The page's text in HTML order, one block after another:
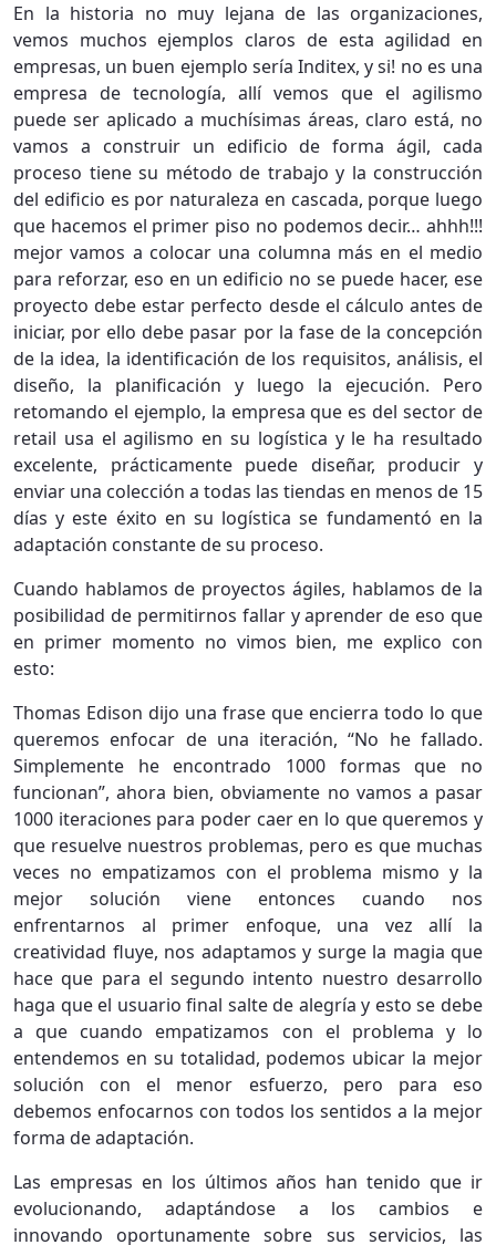
En la historia no muy lejana de las organizaciones,
vemos muchos ejemplos claros de esta agilidad en
empresas, un buen ejemplo sería Inditex, y si! no es una
empresa de tecnología, allí vemos que el agilismo
puede ser aplicado a muchísimas áreas, claro está, no
vamos a construir un edificio de forma ágil, cada
proceso tiene su método de trabajo y la construcción
del edificio es por naturaleza en cascada, porque luego
que hacemos el primer piso no podemos decir… ahhh!!!
mejor vamos a colocar una columna más en el medio
para reforzar, eso en un edificio no se puede hacer, ese
proyecto debe estar perfecto desde el cálculo antes de
iniciar, por ello debe pasar por la fase de la concepción
de la idea, la identificación de los requisitos, análisis, el
diseño, la planificación y luego la ejecución. Pero
retomando el ejemplo, la empresa que es del sector de
retail usa el agilismo en su logística y le ha resultado
excelente, prácticamente puede diseñar, producir y
enviar una colección a todas las tiendas en menos de 15
días y este éxito en su logística se fundamentó en la
adaptación constante de su proceso.
Cuando hablamos de proyectos ágiles, hablamos de la
posibilidad de permitirnos fallar y aprender de eso que
en primer momento no vimos bien, me explico con
esto:
Thomas Edison dijo una frase que encierra todo lo que
queremos enfocar de una iteración, “No he fallado.
Simplemente he encontrado 1000 formas que no
funcionan”, ahora bien, obviamente no vamos a pasar
1000 iteraciones para poder caer en lo que queremos y
que resuelve nuestros problemas, pero es que muchas
veces no empatizamos con el problema mismo y la
mejor solución viene entonces cuando nos
enfrentarnos al primer enfoque, una vez allí la
creatividad fluye, nos adaptamos y surge la magia que
hace que para el segundo intento nuestro desarrollo
haga que el usuario final salte de alegría y esto se debe
a que cuando empatizamos con el problema y lo
entendemos en su totalidad, podemos ubicar la mejor
solución con el menor esfuerzo, pero para eso
debemos enfocarnos con todos los sentidos a la mejor
forma de adaptación.
Las empresas en los últimos años han tenido que ir
evolucionando, adaptándose a los cambios e
innovando oportunamente sobre sus servicios, las